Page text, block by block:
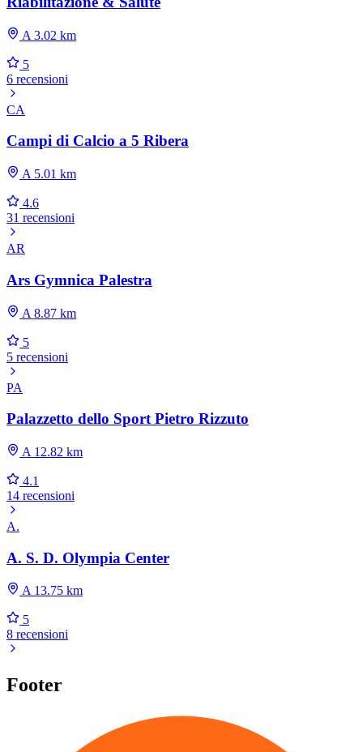
A 3.02 km
5
6 recensioni
CA
Campi di Calcio a 5 Ribera
A 5.01 km
4.6
31 recensioni
AR
Ars Gymnica Palestra
A 8.87 km
5
5 recensioni
PA
Palazzetto dello Sport Pietro Rizzuto
A 12.82 km
4.1
14 recensioni
A.
A. S. D. Olympia Center
A 13.75 km
5
8 recensioni
Footer